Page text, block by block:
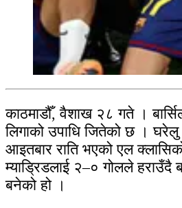
काठमाडौँ, वैशाख २८ गते ।
लिगाको उपाधि जितेको छ । घरेलु
आइतबार राति भएको एल
म्याड्रिडलाई २–० गोलले हराउँदै
बनेको हो ।